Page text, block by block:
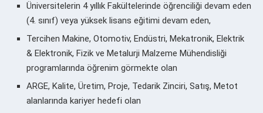
Üniversitelerin 4 yıllık Fakültelerinde öğrenciliği devam eden
(4. sınıf) veya yüksek lisans eğitimi devam eden,
Tercihen Makine, Otomotiv, Endüstri, Mekatronik, Elektrik
& Elektronik, Fizik ve Metalurji Malzeme Mühendisliği
programlarında öğrenim görmekte olan
ARGE, Kalite, Üretim, Proje, Tedarik Zinciri, Satış, Metot
alanlarında kariyer hedefi olan